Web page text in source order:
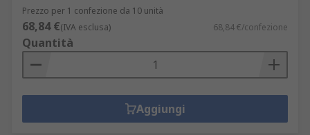
Prezzo per 1 confezione da 10 unità
68,84 €(IVA esclusa) 68,84 €/confezione
Quantità
Aggiungi